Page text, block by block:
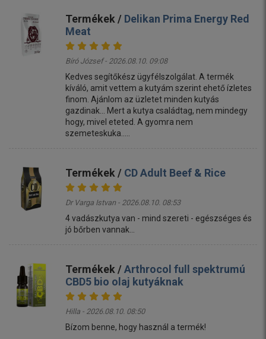
Termékek / Delikan Prima Energy Red
Meat
Bíró József - 2026.08.10. 09:08
Kedves segítőkész ügyfélszolgálat. A termék
kíváló, amit vettem a kutyám szerint ehető ízletes
finom. Ajánlom az üzletet minden kutyás
gazdinak... Mert a kutya családtag, nem mindegy
hogy, mivel eteted. A gyomra nem
szemeteskuka.....
Termékek / CD Adult Beef & Rice
Dr Varga Istvan - 2026.08.10. 08:53
4 vadászkutya van - mind szereti - egészséges és
jó bőrben vannak...
Termékek /Arthrocol full spektrumú
CBD5 bio olaj kutyáknak
Hilla - 2026.08.10. 08:50
Bízom benne, hogy használ a termék!